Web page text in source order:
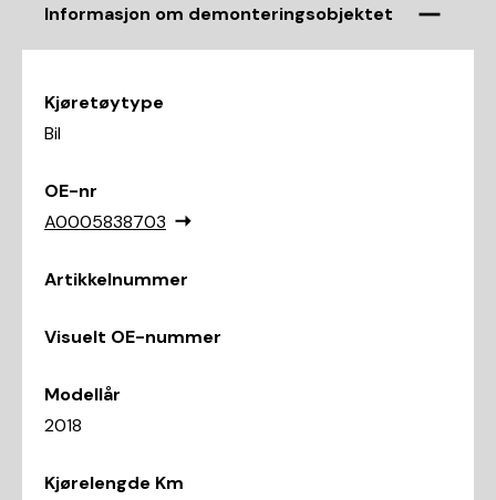
Informasjon om demonteringsobjektet
Kjøretøytype
Bil
OE-nr
A0005838703
Artikkelnummer
Visuelt OE-nummer
Modellår
2018
Kjørelengde Km